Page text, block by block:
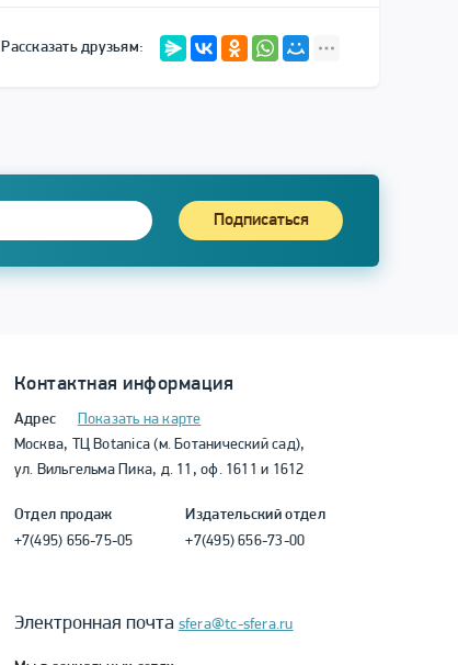
Рассказать друзьям:
Подписаться
Контактная информация
Адрес
Показать на карте
Москва, ТЦ Botanica (м. Ботанический сад),
ул. Вильгельма Пика, д. 11, оф. 1611 и 1612
Отдел продаж
+7(495) 656-75-05
Издательский отдел
+7(495) 656-73-00
Электронная почта sfera@tc-sfera.ru